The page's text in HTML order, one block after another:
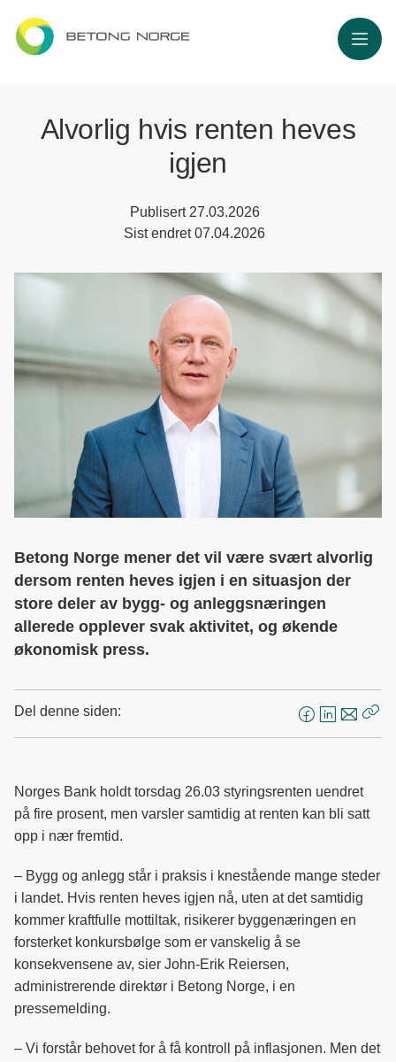
Meny
Alvorlig hvis renten heves
igjen
Publisert 27.03.2026
Sist endret07.04.2026
Betong Norge mener det vil være svært alvorlig
dersom renten heves igjen i en situasjon der
store deler av bygg- og anleggsnæringen
allerede opplever svak aktivitet, og økende
økonomisk press.
Del denne siden:
F
e
b
k
L
k
e
n
E
o
s
Norges Bank holdt torsdag 26.03 styringsrenten uendret
på fire prosent, men varsler samtidig at renten kan bli satt
opp i nær fremtid.
– Bygg og anlegg står i praksis i knestående mange steder
i landet. Hvis renten heves igjen nå, uten at det samtidig
kommer kraftfulle mottiltak, risikerer byggenæringen en
forsterket konkursbølge som er vanskelig å se
konsekvensene av, sier John-Erik Reiersen,
administrerende direktør i Betong Norge, i en
pressemelding.
– Vi forstår behovet for å få kontroll på inflasjonen. Men det